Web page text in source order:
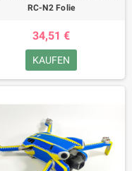
RC-N2 Folie
34,51 €
KAUFEN